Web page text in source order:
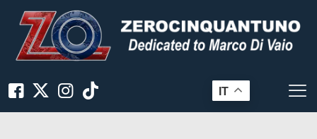
IT